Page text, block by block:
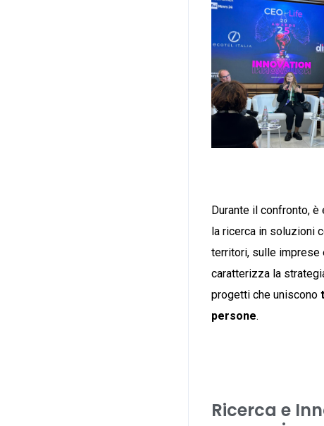
Durante il confronto,
la ricerca in soluzioni
territori, sulle imprese
caratterizza la
progetti che uniscono
persone.
Ricerca e